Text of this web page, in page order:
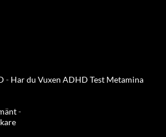
- Har du Vuxen ADHD Test Metamina
-